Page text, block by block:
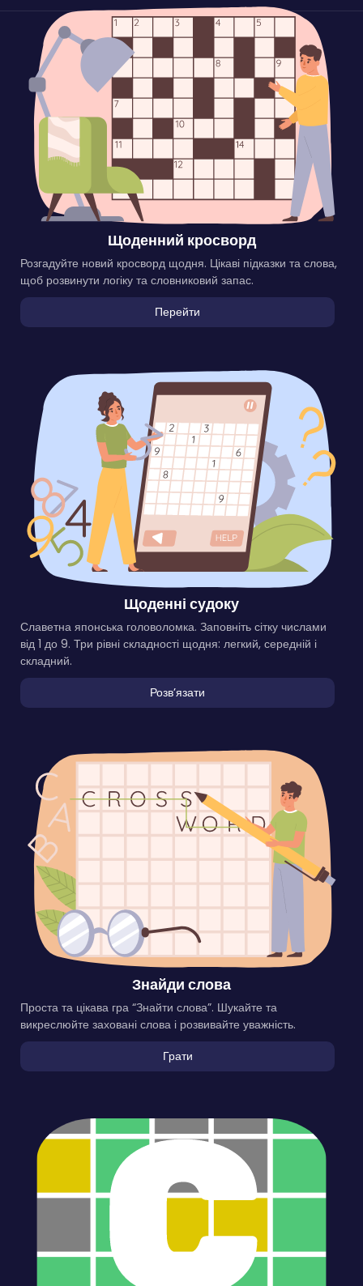
Щоденний кросворд
Розгадуйте новий кросворд щодня. Цікаві підказки та слова,
щоб розвинути логіку та словниковий запас.
Перейти
Щоденні судоку
Славетна японська головоломка. Заповніть сітку числами
від 1 до 9. Три рівні складності щодня: легкий, середній і
складний.
Розвʼязати
Знайди слова
Проста та цікава гра “Знайти слова”. Шукайте та
викреслюйте заховані слова і розвивайте уважність.
Грати